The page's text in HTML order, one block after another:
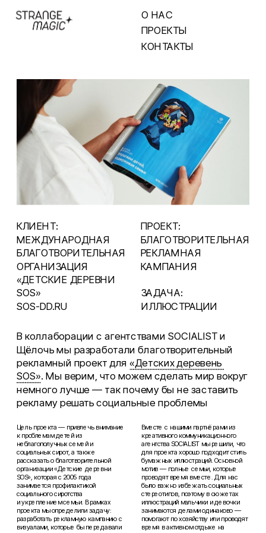
О НАС
ПРОЕКТЫ
КОНТАКТЫ
КЛИЕНТ:
МЕЖДУНАРОДНАЯ
БЛАГОТВОРИТЕЛЬНАЯ
ОРГАНИЗАЦИЯ
«ДЕТСКИЕ ДЕРЕВНИ
SOS»
SOS-DD.RU
ПРОЕКТ:
БЛАГОТВОРИТЕЛЬНАЯ
РЕКЛАМНАЯ
КАМПАНИЯ
ЗАДАЧА:
ИЛЛЮСТРАЦИИ
В коллаборации с агентствами SOCIALIST и
Щёлочь мы разработали благотворительный
рекламный проект для «Детских деревень
SOS». Мы верим, что можем сделать мир вокруг
немного лучше — так почему бы не заставить
рекламу решать социальные проблемы
Цель проекта — привлечь внимание
к проблемам детей из
неблагополучных семей и
социальных сирот, а также
рассказать о благотворительной
организации «Детские деревни
SOS», которая с 2005 года
занимается профилактикой
социального сиротства
и укреплением семьи. В рамках
проекта мы определили задачу:
разработать рекламную кампанию с
визуалами, которые бы передавали
Вместе с нашими партнёрами из
креативного коммуникационного
агентства SOCIALIST мы решили, что
для проекта хорошо подходит стиль
бумажных иллюстраций. Основной
мотив — полные семьи, которые
проводят время вместе. Для нас
было важно избежать социальных
стереотипов, поэтому в сюжетах
иллюстраций мальчики и девочки
занимаются делами одинаково —
помогают по хозяйству или проводят
время в активном отдыхе на